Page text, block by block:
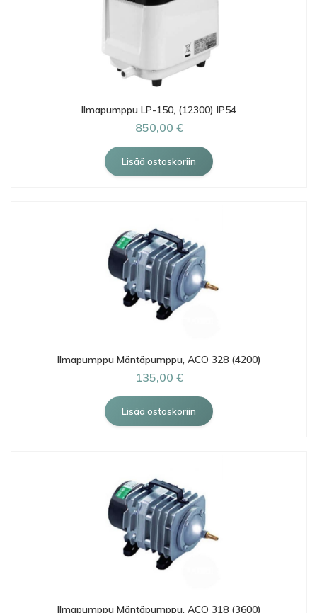
Ilmapumppu LP-150, (12300) IP54
850,00 €
Ilmapumppu Mäntäpumppu, ACO 328 (4200)
135,00 €
Ilmapumppu Mäntäpumppu, ACO 318 (3600)